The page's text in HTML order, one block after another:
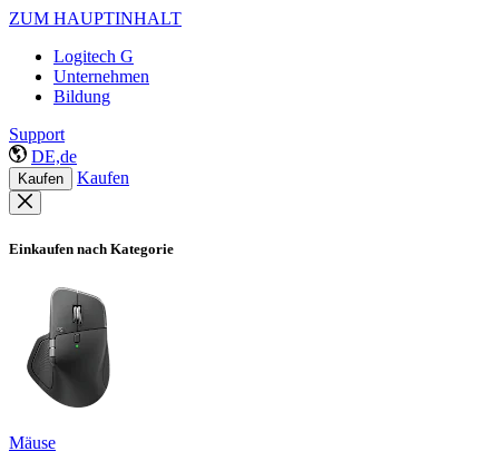
ZUM HAUPTINHALT
Logitech G
Unternehmen
Bildung
Support
DE,de
Kaufen Kaufen
Einkaufen nach Kategorie
Mäuse